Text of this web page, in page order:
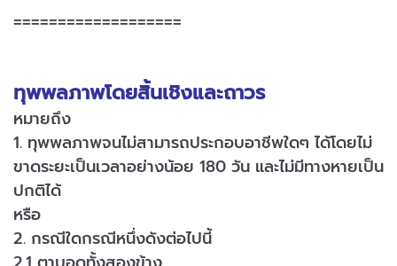
===================
ทุพพลภาพโดยสิ้นเชิงและถาวร
หมายถึง
1. ทุพพลภาพจนไม่สามารถประกอบอาชีพใดๆ ได้โดยไม่
ขาดระยะเป็นเวลาอย่างน้อย 180 วัน และไม่มีทางหายเป็น
ปกติได้
หรือ
2. กรณีใดกรณีหนึ่งดังต่อไปนี้